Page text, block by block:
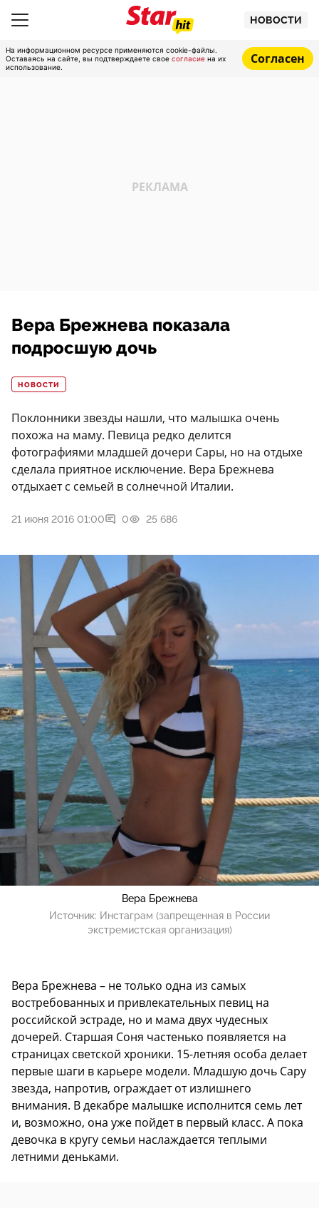
НОВОСТИ
На информационном ресурсе применяются cookie-файлы.
Оставаясь на сайте, вы подтверждаете свое согласие на их
использование.
Согласен
Вера Брежнева показала
подросшую дочь
НОВОСТИ
Поклонники звезды нашли, что малышка очень
похожа на маму. Певица редко делится
фотографиями младшей дочери Сары, но на отдыхе
сделала приятное исключение. Вера Брежнева
отдыхает с семьей в солнечной Италии.
21 июня 2016 01:00 0 25 686
Вера Брежнева
Источник: Инстаграм (запрещенная в России
экстремистская организация)
Вера Брежнева – не только одна из самых
востребованных и привлекательных певиц на
российской эстраде, но и мама двух чудесных
дочерей. Старшая Соня частенько появляется на
страницах светской хроники. 15-летняя особа делает
первые шаги в карьере модели. Младшую дочь Сару
звезда, напротив, ограждает от излишнего
внимания. В декабре малышке исполнится семь лет
и, возможно, она уже пойдет в первый класс. А пока
девочка в кругу семьи наслаждается теплыми
летними деньками.